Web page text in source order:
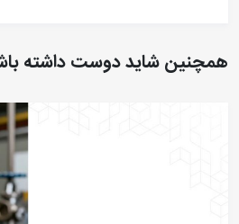
همچنین شاید دوست داشته